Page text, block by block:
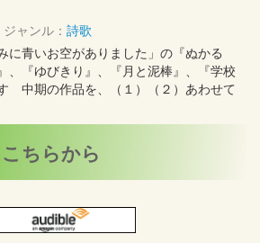
ジャンル： 詩歌
に青いお空がありました」の『ぬかる
、『ゆびきり』、『月と泥棒』、『学校
ゞ中期の作品を、（１）（２）あわせて
ちらから